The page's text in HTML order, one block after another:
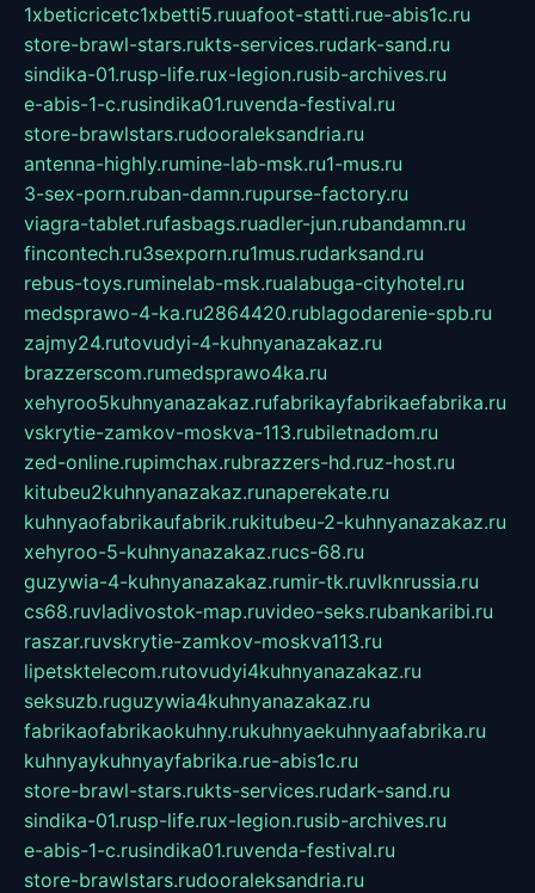
1xbeticricetc1xbetti5.ruuafoot-statti.rue-abis1c.ru
store-brawl-stars.rukts-services.rudark-sand.ru
sindika-01.rusp-life.rux-legion.rusib-archives.ru
e-abis-1-c.rusindika01.ruvenda-festival.ru
store-brawlstars.rudooraleksandria.ru
antenna-highly.rumine-lab-msk.ru1-mus.ru
3-sex-porn.ruban-damn.rupurse-factory.ru
viagra-tablet.rufasbags.ruadler-jun.rubandamn.ru
fincontech.ru3sexporn.ru1mus.rudarksand.ru
rebus-toys.ruminelab-msk.rualabuga-cityhotel.ru
medsprawo-4-ka.ru2864420.rublagodarenie-spb.ru
zajmy24.rutovudyi-4-kuhnyanazakaz.ru
brazzerscom.rumedsprawo4ka.ru
xehyroo5kuhnyanazakaz.rufabrikayfabrikaefabrika.ru
vskrytie-zamkov-moskva-113.rubiletnadom.ru
zed-online.rupimchax.rubrazzers-hd.ruz-host.ru
kitubeu2kuhnyanazakaz.runaperekate.ru
kuhnyaofabrikaufabrik.rukitubeu-2-kuhnyanazakaz.ru
xehyroo-5-kuhnyanazakaz.rucs-68.ru
guzywia-4-kuhnyanazakaz.rumir-tk.ruvlknrussia.ru
cs68.ruvladivostok-map.ruvideo-seks.rubankaribi.ru
raszar.ruvskrytie-zamkov-moskva113.ru
lipetsktelecom.rutovudyi4kuhnyanazakaz.ru
seksuzb.ruguzywia4kuhnyanazakaz.ru
fabrikaofabrikaokuhny.rukuhnyaekuhnyaafabrika.ru
kuhnyaykuhnyayfabrika.rue-abis1c.ru
store-brawl-stars.rukts-services.rudark-sand.ru
sindika-01.rusp-life.rux-legion.rusib-archives.ru
e-abis-1-c.rusindika01.ruvenda-festival.ru
store-brawlstars.rudooraleksandria.ru